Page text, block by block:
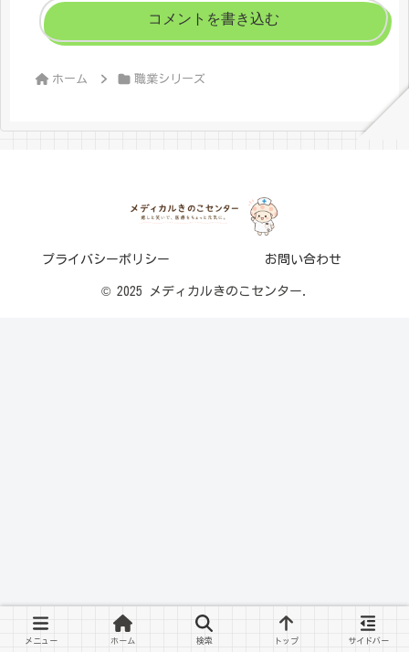
コメントを書き込む
ホーム 職業シリーズ
プライバシーポリシー お問い合わせ
© 2025 メディカルきのこセンター.
メニュー ホーム 検索 トップ サイドバー